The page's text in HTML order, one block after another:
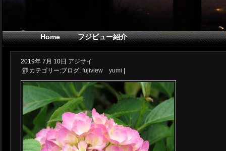
Home フジビュー紹介
2019年 7月 10日 アジサイ
ブログ: fujiview yumi
カテゴリー: